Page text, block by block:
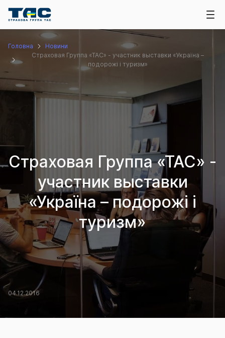
Головна
Новини
Страховая Группа «ТАС» - участник выставки «Україна –
подорожі і туризм»
Страховая Группа «ТАС» -
участник выставки
«Україна – подорожі і
туризм»
04.12.2016